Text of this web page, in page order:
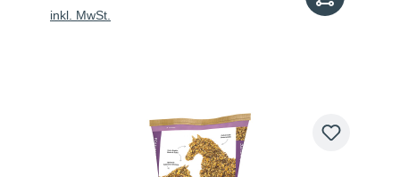
inkl. MwSt.